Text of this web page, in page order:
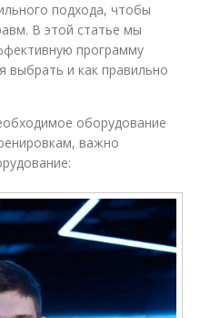
подхода, чтобы
В этой статье мы
программу
выбрать и как правильно
оборудование
важно